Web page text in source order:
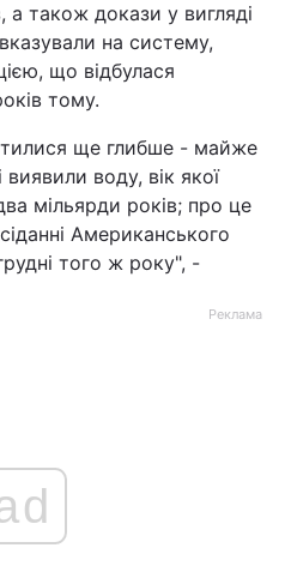
а також докази у вигляді
на систему,
що відбулася
тому.
ще глибше - майже
воду, вік якої
мільярди років; про це
Американського
того ж року", -
Реклама